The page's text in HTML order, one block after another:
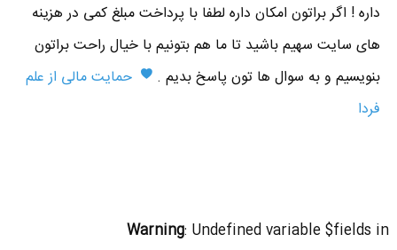
داره ! اگر براتون امکان داره لطفا با پرداخت مبلغ کمی در هزینه
های سایت سهیم باشید تا ما هم بتونیم با خیال راحت براتون
بنویسیم و به سوال ها تون پاسخ بدیم .
حمایت مالی از علم
فردا
Warning: Undefined variable $fields in